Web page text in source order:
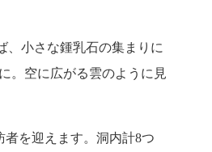
、小さな鍾乳石の集まりに
。空に広がる雲のように見
を迎えます。洞内計8つ